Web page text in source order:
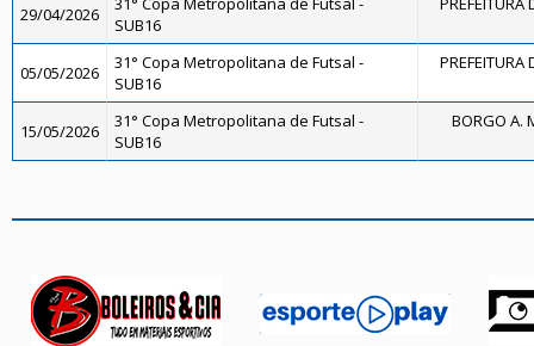
29/04/2026
SUB16
05/05/2026
31° Copa Metropolitana de Futsal -
SUB16
PREFEITURA
15/05/2026
31° Copa Metropolitana de Futsal -
SUB16
BORGO A.